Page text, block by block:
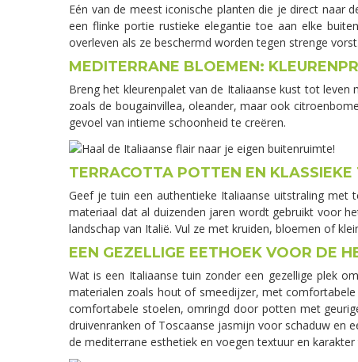
Eén van de meest iconische planten die je direct naar
een flinke portie rustieke elegantie toe aan elke
overleven als ze beschermd worden tegen strenge
MEDITERRANE BLOEMEN:
Breng het kleurenpalet van de Italiaanse kust tot
zoals de bougainvillea, oleander, maar ook
gevoel van intieme schoonheid te creëren.
TERRACOTTA POTTEN EN KLASSIEKE
Geef je tuin een authentieke Italiaanse uitstraling
materiaal dat al duizenden jaren wordt gebruikt voor
landschap van Italië. Vul ze met kruiden, bloemen of
EEN GEZELLIGE EETHOEK VOOR DE
Wat is een Italiaanse tuin zonder een gezellige plek
materialen zoals hout of smeedijzer, met
comfortabele stoelen, omringd door potten met
druivenranken of Toscaanse jasmijn voor schaduw en
de mediterrane esthetiek en voegen textuur en